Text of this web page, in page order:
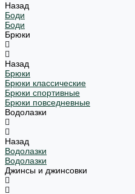
Назад
Боди
Боди
Брюки
Назад
Брюки
Брюки классические
Брюки спортивные
Брюки повседневные
Водолазки
Назад
Водолазки
Водолазки
Джинсы и джинсовки